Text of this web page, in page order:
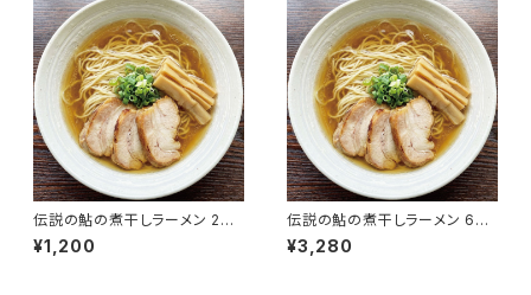
伝説の鮎の煮干しラーメン 2食
入り 淡口醤油 パーフェクトラー
メン 国産鮎 多加水細麺 鮎煮干
¥1,200
伝説の鮎の煮干しラーメン 6食
入り 淡口醤油 パーフェクトラー
メン 国産鮎 多加水細麺 鮎煮干
¥3,280